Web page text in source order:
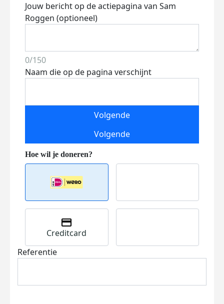
Jouw bericht op de actiepagina van Sam
Roggen (optioneel)
0/150
Naam die op de pagina verschijnt
Volgende
Volgende
Creditcard
Referentie